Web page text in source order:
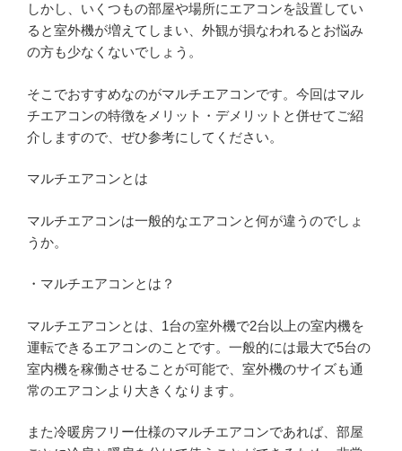
しかし、いくつもの部屋や場所にエアコンを設置してい
ると室外機が増えてしまい、外観が損なわれるとお悩み
の方も少なくないでしょう。
そこでおすすめなのがマルチエアコンです。今回はマル
チエアコンの特徴をメリット・デメリットと併せてご紹
介しますので、ぜひ参考にしてください。
マルチエアコンとは
マルチエアコンは一般的なエアコンと何が違うのでしょ
うか。
・マルチエアコンとは？
マルチエアコンとは、1台の室外機で2台以上の室内機を
運転できるエアコンのことです。一般的には最大で5台の
室内機を稼働させることが可能で、室外機のサイズも通
常のエアコンより大きくなります。
また冷暖房フリー仕様のマルチエアコンであれば、部屋